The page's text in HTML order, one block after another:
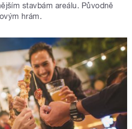
stavbám areálu. Původně
hrám.